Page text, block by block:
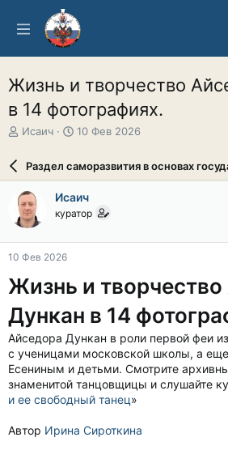
Жизнь и творчество
в 14 фотографиях.
А
о
р
т
е
м
ы
Исаич
Д
а
а
ч
л
10 Фев 2026
Раздел саморазвития в основах
Исаич
куратор
10 Фев 2026
Жизнь и
Дункан в 14
Айседора Дункан в роли первой феи
с ученицами московской школы, а
Есениным и детьми. Смотрите
знаменитой танцовщицы и слушайте
и ее свободный танец»
Автор Ирина Сироткина